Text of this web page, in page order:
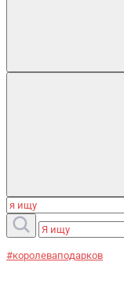
#королеваподарков